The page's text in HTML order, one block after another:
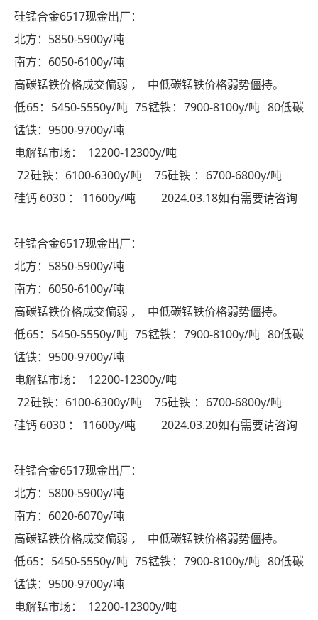
硅锰合金6517现金出厂：
北方：5850-5900y/吨
南方：6050-6100y/吨
高碳锰铁价格成交偏弱 ， 中低碳锰铁价格弱势僵持。
低65：5450-5550y/吨 75锰铁：7900-8100y/吨 80低碳
锰铁：9500-9700y/吨
电解锰市场： 12200-12300y/吨
72硅铁：6100-6300y/吨 75硅铁 ：6700-6800y/吨
硅钙 6030 ： 11600y/吨 2024.03.18如有需要请咨询
硅锰合金6517现金出厂：
北方：5850-5900y/吨
南方：6050-6100y/吨
高碳锰铁价格成交偏弱 ， 中低碳锰铁价格弱势僵持。
低65：5450-5550y/吨 75锰铁：7900-8100y/吨 80低碳
锰铁：9500-9700y/吨
电解锰市场： 12200-12300y/吨
72硅铁：6100-6300y/吨 75硅铁 ：6700-6800y/吨
硅钙 6030 ： 11600y/吨 2024.03.20如有需要请咨询
硅锰合金6517现金出厂：
北方：5800-5900y/吨
南方：6020-6070y/吨
高碳锰铁价格成交偏弱 ， 中低碳锰铁价格弱势僵持。
低65：5450-5550y/吨 75锰铁：7900-8100y/吨 80低碳
锰铁：9500-9700y/吨
电解锰市场： 12200-12300y/吨